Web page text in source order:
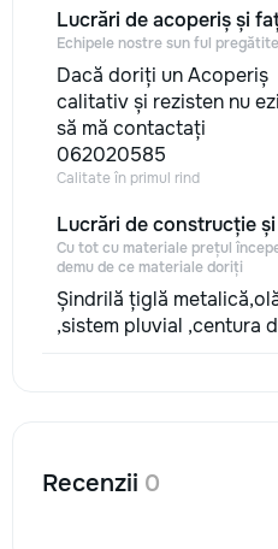
Lucrări de acoperiș și
Echipele nostre sun ful pregătite
Dacă doriți un Acoperiș
calitativ și rezisten nu
să mă contactați
062020585
Calitate în primul rind
Lucrări de construcție
Cu tot cu materiale prețul
demu de ce materiale doriți
Șindrilă țiglă
,sistem pluvial ,centura
Recenzii 0